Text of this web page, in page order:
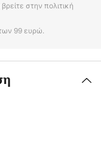
στην πολιτική
99 ευρώ.